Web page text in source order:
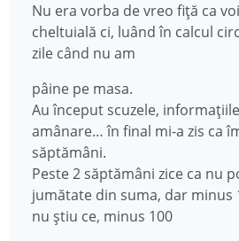
Nu era vorba de vreo fiță ca
cheltuială ci, luând în calcul
zile când nu am
pâine pe masa.
Au început scuzele,
amânare… în final mi-a zis ca
săptămâni.
Peste 2 săptămâni zice ca nu
jumătate din suma, dar minus
nu știu ce, minus 100